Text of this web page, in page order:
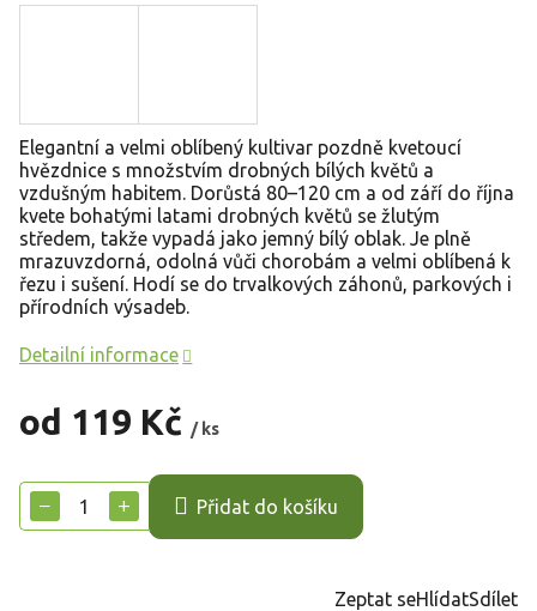
od 119 Kč / ks
cena:
+
− Přidat do košíku
Elegantní a velmi oblíbený kultivar pozdně kvetoucí
hvězdnice s množstvím drobných bílých květů a
vzdušným habitem. Dorůstá 80–120 cm a od září do října
kvete bohatými latami drobných květů se žlutým
středem, takže vypadá jako jemný bílý oblak. Je plně
mrazuvzdorná, odolná vůči chorobám a velmi oblíbená k
řezu i sušení. Hodí se do trvalkových záhonů, parkových i
přírodních výsadeb.
Detailní informace
Zeptat seHlídatSdílet